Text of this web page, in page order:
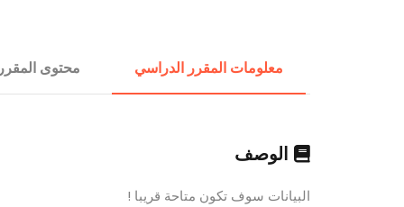
معلومات المقرر الدراسي محتوى المقرر
الوصف
البيانات سوف تكون متاحة قريبا !